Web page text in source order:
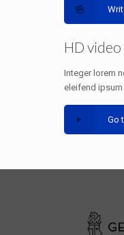
HD
Integer lorem
eleifend
Go